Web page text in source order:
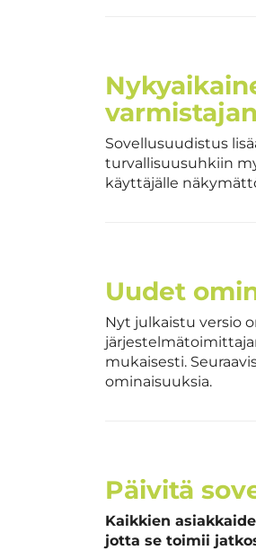
Sovellusuudistus
turvallisuusuhkiin
käyttäjälle
Uudet
Nyt julkaistu versio
mukaisesti.
ominaisuuksia.
Päivitä
Kaikkien
jotta se toimii